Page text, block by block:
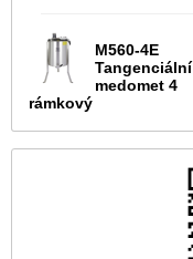
M560-4E
Tangenciální
medomet 4
rámkový